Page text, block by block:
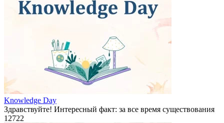
Knowledge Day
Здравствуйте! Интересный факт: за все время существования
12722